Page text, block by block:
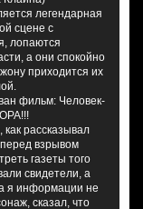
легендарная
сцене с
лопаются
а они спокойно
приходится их
фильм: Человек-
рассказывал
взрывом
газеты того
свидетели, а
я информации не
сказал, что